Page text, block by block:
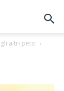
altri pets!